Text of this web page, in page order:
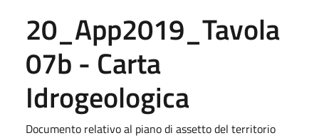
20_App2019_Tavola
07b - Carta
Idrogeologica
Documento relativo al piano di assetto del territorio